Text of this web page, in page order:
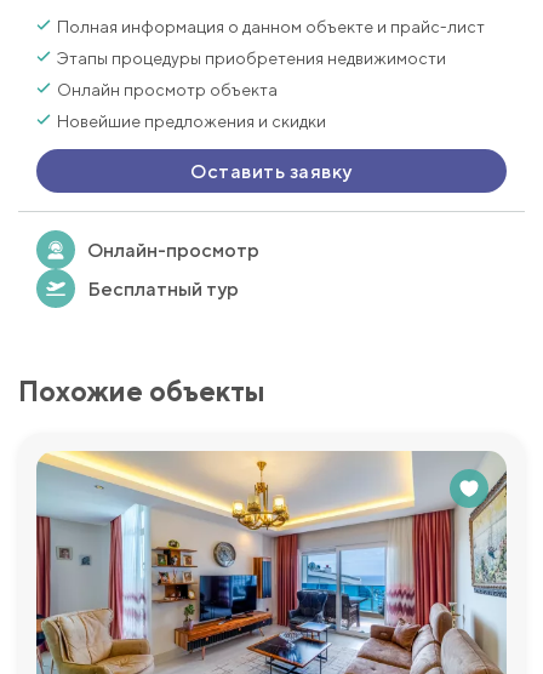
Полная информация о данном объекте и прайс-лист
Этапы процедуры приобретения недвижимости
Онлайн просмотр объекта
Новейшие предложения и скидки
Оставить заявку
Онлайн-просмотр
Бесплатный тур
Похожие объекты